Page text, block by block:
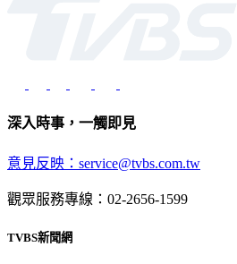
深入時事，一觸即見
意見反映：service@tvbs.com.tw
觀眾服務專線：02-2656-1599
TVBS新聞網